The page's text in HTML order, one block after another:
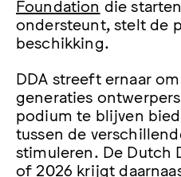
Foundation die
ondersteunt, stelt de
beschikking.
DDA streeft ernaar
generaties
podium te blijven
tussen de
stimuleren. De Dutch
of 2026 krijgt